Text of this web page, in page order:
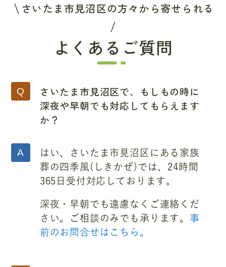
さいたま市見沼区の方々から寄せられる
よくあるご質問
さいたま市見沼区で、もしもの時に
深夜や早朝でも対応してもらえます
か？
はい、さいたま市見沼区にある家族
葬の四季風(しきかぜ)では、24時間
365日受付対応しております。
深夜・早朝でも遠慮なくご連絡くだ
さい。ご相談のみでも承ります。 事
前のお問合せはこちら。